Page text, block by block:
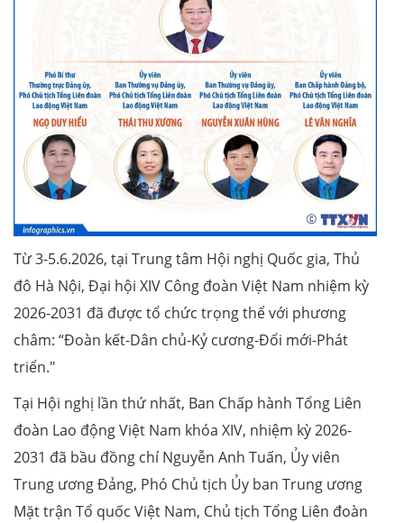
Từ 3-5.6.2026, tại Trung tâm Hội nghị Quốc gia, Thủ
đô Hà Nội, Đại hội XIV Công đoàn Việt Nam nhiệm kỳ
2026-2031 đã được tổ chức trọng thể với phương
châm: “Đoàn kết-Dân chủ-Kỷ cương-Đổi mới-Phát
triển."
Tại Hội nghị lần thứ nhất, Ban Chấp hành Tổng Liên
đoàn Lao động Việt Nam khóa XIV, nhiệm kỳ 2026-
2031 đã bầu đồng chí Nguyễn Anh Tuấn, Ủy viên
Trung ương Đảng, Phó Chủ tịch Ủy ban Trung ương
Mặt trận Tổ quốc Việt Nam, Chủ tịch Tổng Liên đoàn